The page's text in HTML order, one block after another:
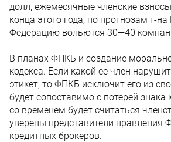
долл, ежемесячные членские
конца этого года, по прогнозам г-на
Федерацию вольются 30—40
В планах ФПКБ и создание
кодекса. Если какой ее член
этикет, то ФПКБ исключит его из
будет сопоставимо с потерей знака
со временем будет считаться
уверены представители правления
кредитных брокеров.